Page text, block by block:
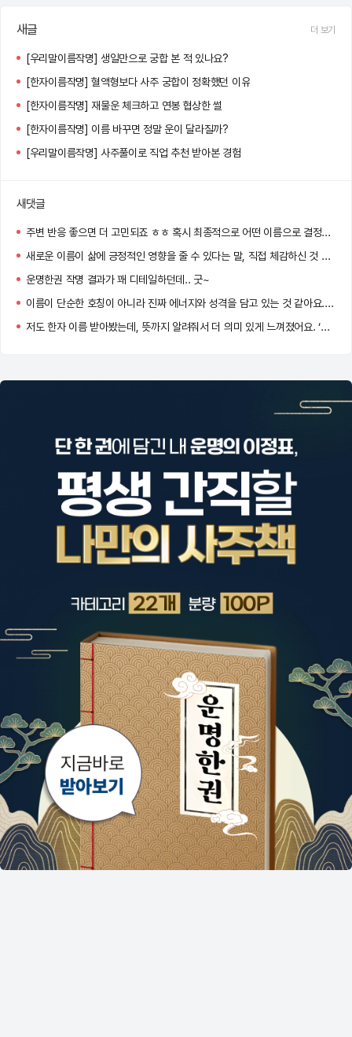
새글 더 보기
[우리말이름작명] 생일만으로 궁합 본 적 있나요?
[한자이름작명] 혈액형보다 사주 궁합이 정확했던 이유
[한자이름작명] 재물운 체크하고 연봉 협상한 썰
[한자이름작명] 이름 바꾸면 정말 운이 달라질까?
[우리말이름작명] 사주풀이로 직업 추천 받아본 경험
새댓글
주변 반응 좋으면 더 고민되죠 ㅎㅎ 혹시 최종적으로 어떤 이름으로 결정하셨어요?
새로운 이름이 삶에 긍정적인 영향을 줄 수 있다는 말, 직접 체감하신 것 같아요! 멋진 선택 하셨네요 :)
운명한권 작명 결과가 꽤 디테일하던데.. 굿~
이름이 단순한 호칭이 아니라 진짜 에너지와 성격을 담고 있는 것 같아요. 저도 바꿔볼까 고민 중이에요!
저도 한자 이름 받아봤는데, 뜻까지 알려줘서 더 의미 있게 느껴졌어요. ‘정화’ 너무 맑고 고운 이름이네요!